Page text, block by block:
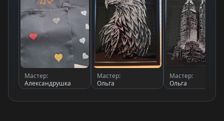
Мастер:
Александрушка
Мастер:
Ольга
Мастер:
Ольга